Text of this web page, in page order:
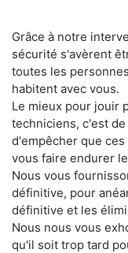
Grâce à notre
sécurité s'avèrent
toutes les
habitent avec vous.
Le mieux pour jouir
techniciens, c'est
d'empêcher que
vous faire endurer
Nous vous
définitive, pour
définitive et les
Nous nous vous
qu'il soit trop tard